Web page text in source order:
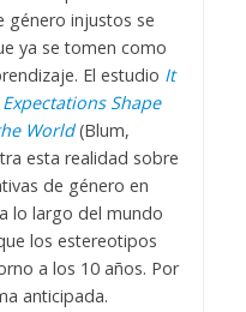
género injustos se
ya se tomen como
El estudio It
Shape
World(Blum,
esta realidad sobre
de género en
lo largo del mundo
los estereotipos
a los 10 años. Por
anticipada.